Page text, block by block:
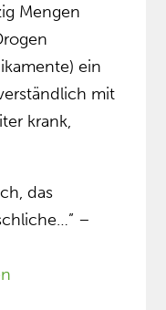
Mengen
ein
mit
krank,
das
–